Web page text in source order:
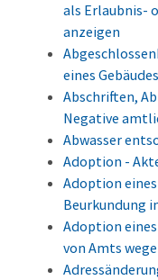
als Erlaubnis-
anzeigen
eines
Abschriften,
Negative
Abwasser
Adoption -
Adoption
Beurkundung
Adoption
von Amts